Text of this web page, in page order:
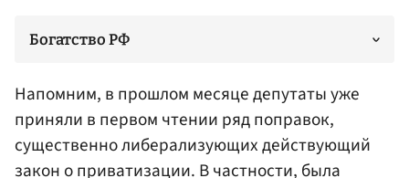
Богатство РФ
Напомним, в прошлом месяце депутаты уже
приняли в первом чтении ряд поправок,
существенно либерализующих действующий
закон о приватизации. В частности, была